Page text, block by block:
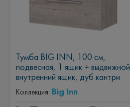
Тумба BIG INN, 100 см,
подвесная, 1 ящик + выдвижной
внутренний ящик, дуб кантри
Коллекция: Big Inn